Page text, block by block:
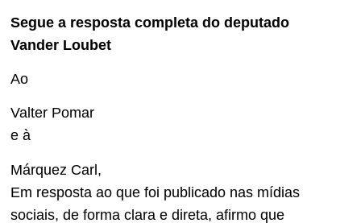
Segue a resposta completa do deputado
Vander Loubet
Ao
Valter Pomar
e à
Márquez Carl,
Em resposta ao que foi publicado nas mídias
sociais, de forma clara e direta, afirmo que